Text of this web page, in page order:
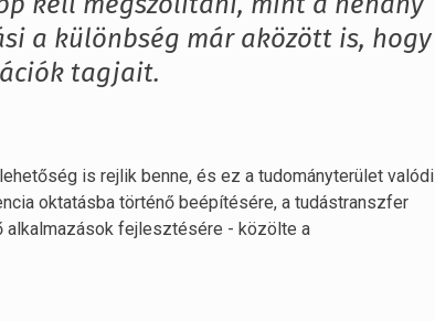
kell megszólítani, mint a néhány
a különbség már aközött is, hogy
tagjait.
is rejlik benne, és ez a tudományterület valódi
oktatásba történő beépítésére, a tudástranszfer
alkalmazások fejlesztésére - közölte a